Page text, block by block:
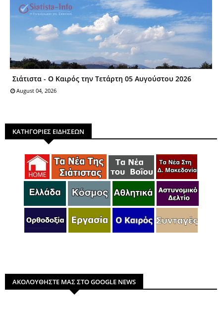
Σιάτιστα - Ο Καιρός την Τετάρτη 05 Αυγούστου 2026
August 04, 2026
ΚΑΤΗΓΟΡΙΕΣ ΕΙΔΗΣΕΩΝ
ΑΚΟΛΟΥΘΗΣΤΕ ΜΑΣ ΣΤΟ GOOGLE NEWS